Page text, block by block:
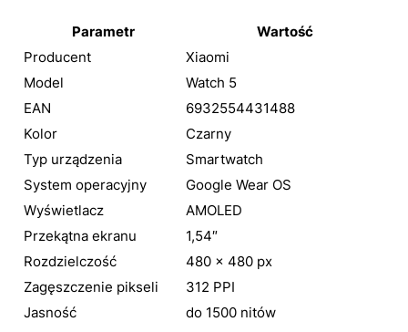
Parametr
Wartość
Producent
Xiaomi
Model
Watch 5
EAN
6932554431488
Kolor
Czarny
Typ urządzenia
Smartwatch
System operacyjny
Google Wear OS
Wyświetlacz
AMOLED
Przekątna ekranu
1,54″
Rozdzielczość
480 × 480 px
Zagęszczenie pikseli
312 PPI
Jasność
do 1500 nitów